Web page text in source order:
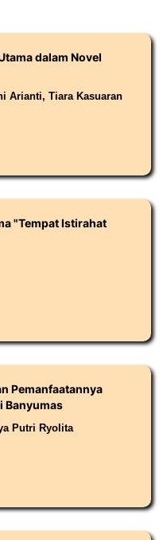
dalam Novel
Arianti, Tiara Kasuaran
"Tempat Istirahat
Pemanfaatannya
Banyumas
Putri Ryolita